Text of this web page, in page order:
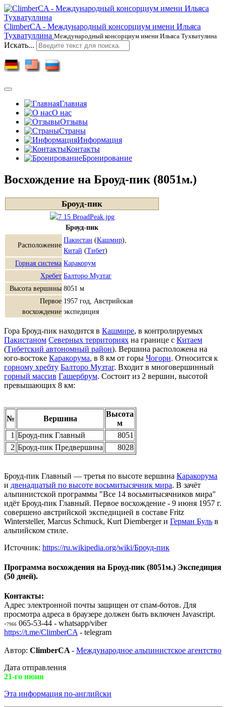
ClimberCA - Международный консорциум имени Ильяса
Тухватуллина Международный консорциум имени Ильяса Тухватулина
Искать...
Главная
О нас
Отзывы
Страны
Информация
Контакты
Бронирование
Восхождение на Броуд-пик (8051м.)
Броуд-пик
Броуд-пик
Расположение
Пакистан (Кашмир),
Китай (Тибет)
Горная система Каракорум
Хребет Балторо Музтаг
Высота вершины 8051 м
Первое
восхождение
1957 год, Австрийская
экспедиция
Гора Броуд-пик находится в Кашмире, в контролируемых
Пакистаном Северных территориях на границе с Китаем
(Тибетский автономный район). Вершина расположена на
юго-востоке Каракорума, в 8 км от горы Чогори. Относится к
горному хребту Балторо Музтаг. Входит в многовершинный
горный массив Гашербрум. Состоит из 2 вершин, высотой
превышающих 8 км:
№ Вершина
Высота
м
1 Броуд-пик Главный
8051
2 Броуд-пик Предвершина 8028
Броуд-пик Главный — третья по высоте вершина Каракорума
и двенадцатый по высоте восьмитысячник мира. В зачёт
альпинистской программы "Все 14 восьмитысячников мира"
идёт Броуд-пик Главный. Первое восхождение - 9 июня 1957 г.
совершено австрийской экспедицией в составе Fritz
Wintersteller, Marcus Schmuck, Kurt Diemberger и Герман Буль в
альпийском стиле.
Источник: https://ru.wikipedia.org/wiki/Броуд-пик
Программа восхождения на Броуд-пик (8051м.) Экспедиция
(50 дней).
Контакты:
Адрес электронной почты защищен от спам-ботов. Для
просмотра адреса в браузере должен быть включен Javascript.
+7966 065-53-44 - whatsapp/viber
https://t.me/ClimberCA - telegram
Автор: ClimberCA - Международное альпинистское агентство
Дата отправления
21-го июня
Эта информация по-английски